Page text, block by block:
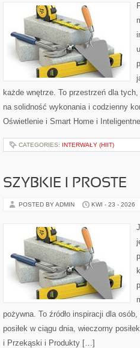
każde wnętrze. To przestrzeń dla
na solidność wykonania i codzienny
Oświetlenie i Smart Home i
CATEGORIES: INTERWAŁY (HIIT)
SZYBKIE I PROSTE
POSTED BY ADMIN KWI - 23 - 2026
pożywna. To źródło inspiracji dla
posiłek w ciągu dnia, wieczorny
i Przekąski i Produkty […]